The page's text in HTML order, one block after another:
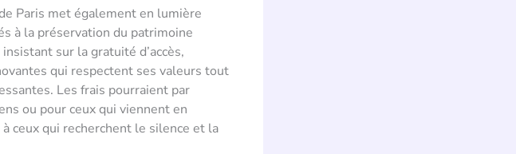
Paris met également en lumière
à la préservation du patrimoine
sur la gratuité d’accès,
qui respectent ses valeurs tout
Les frais pourraient par
ou pour ceux qui viennent en
ceux qui recherchent le silence et la